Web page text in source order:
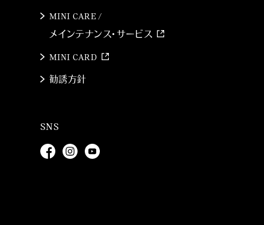
MINI CARE /
メインテナンス・サービス
MINI CARD
勧誘方針
SNS